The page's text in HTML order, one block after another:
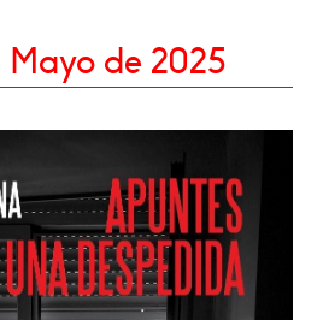
Mayo de 2025